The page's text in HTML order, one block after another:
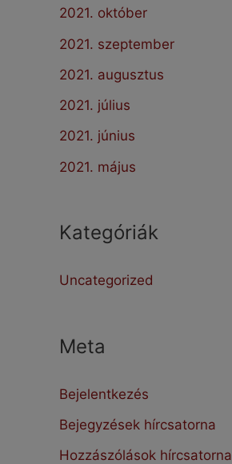
2021. október
2021. szeptember
2021. augusztus
2021. július
2021. június
2021. május
Kategóriák
Uncategorized
Meta
Bejelentkezés
Bejegyzések hírcsatorna
Hozzászólások hírcsatorna